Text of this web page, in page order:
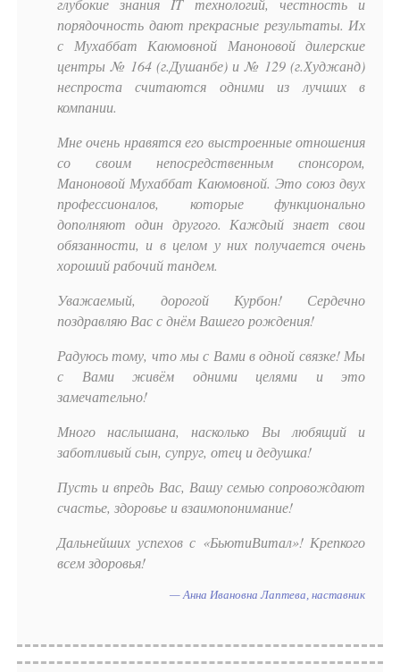
глубокие знания IT технологий, честность и
порядочность дают прекрасные результаты. Их
с Мухаббат Каюмовной Маноновой дилерские
центры № 164 (г.Душанбе) и № 129 (г.Худжанд)
неспроста считаются одними из лучших в
компании.
Мне очень нравятся его выстроенные отношения
со своим непосредственным спонсором,
Маноновой Мухаббат Каюмовной. Это союз двух
профессионалов, которые функционально
дополняют один другого. Каждый знает свои
обязанности, и в целом у них получается очень
хороший рабочий тандем.
Уважаемый, дорогой Курбон! Сердечно
поздравляю Вас с днём Вашего рождения!
Радуюсь тому, что мы с Вами в одной связке! Мы
с Вами живём одними целями и это
замечательно!
Много наслышана, насколько Вы любящий и
заботливый сын, супруг, отец и дедушка!
Пусть и впредь Вас, Вашу семью сопровождают
счастье, здоровье и взаимопонимание!
Дальнейших успехов с «БьютиВитал»! Крепкого
всем здоровья!
Анна Ивановна Лаптева, наставник